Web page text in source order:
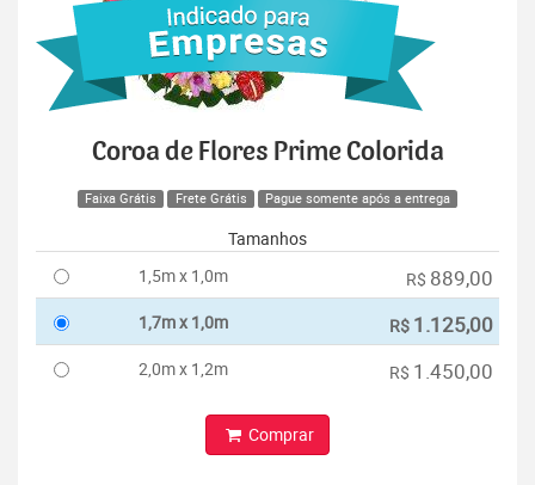
Coroa de Flores Prime Colorida
Faixa Grátis Frete Grátis Pague somente após a entrega
Tamanhos
1,5m x 1,0m
R$ 889,00
1,7m x 1,0m R$ 1.125,00
2,0m x 1,2m R$ 1.450,00
Comprar